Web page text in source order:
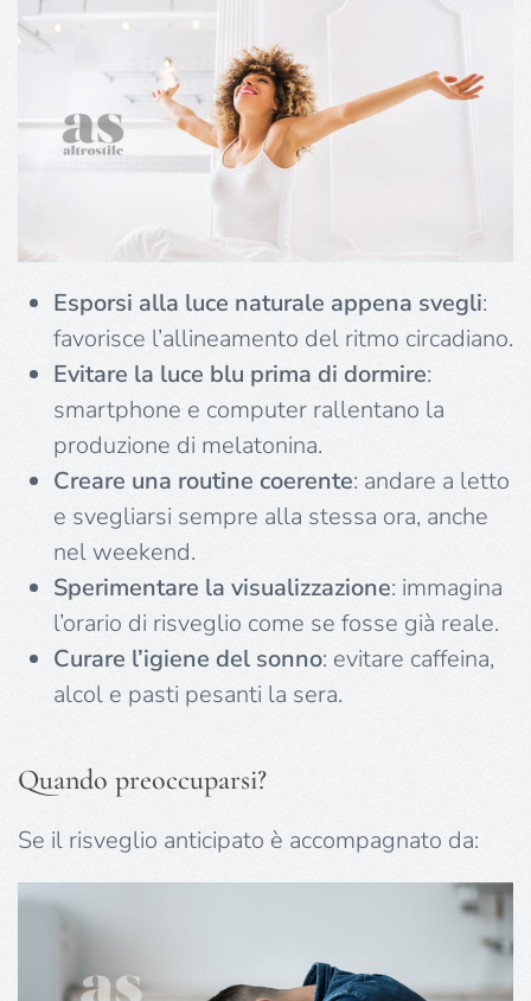
Esporsi alla luce naturale appena svegli:
favorisce l’allineamento del ritmo circadiano.
Evitare la luce blu prima di dormire:
smartphone e computer rallentano la
produzione di melatonina.
Creare una routine coerente: andare a letto
e svegliarsi sempre alla stessa ora, anche
nel weekend.
Sperimentare la visualizzazione: immagina
l’orario di risveglio come se fosse già reale.
Curare l’igiene del sonno: evitare caffeina,
alcol e pasti pesanti la sera.
Quando preoccuparsi?
Se il risveglio anticipato è accompagnato da: